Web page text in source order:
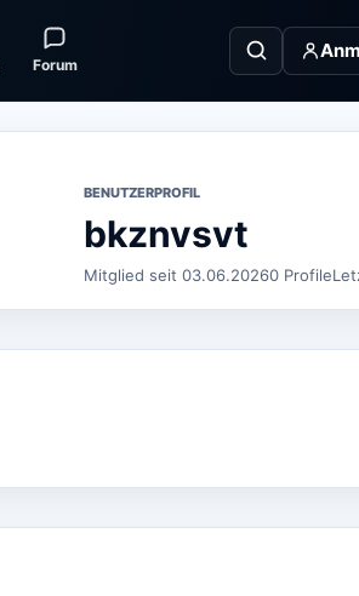
Forum
BENUTZERPROFIL
bkznvsvt
Mitglied seit 03.06.20260 Profile